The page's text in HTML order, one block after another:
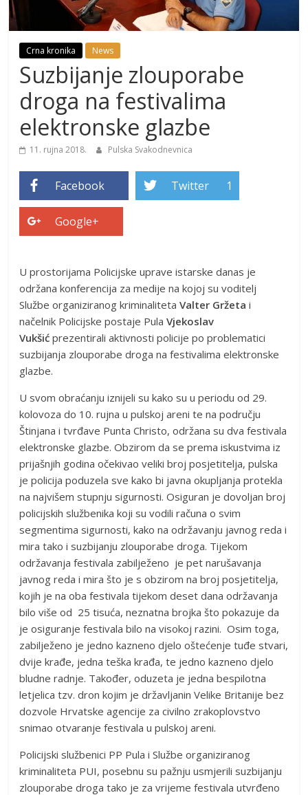
Crna kronika News
Suzbijanje zlouporabe
droga na festivalima
elektronske glazbe
11. rujna 2018. Pulska Svakodnevnica
Facebook Twitter 1
Google+
U prostorijama Policijske uprave istarske danas je
održana konferencija za medije na kojoj su voditelj
Službe organiziranog kriminalitetaValter Gržeta i
načelnik Policijske postaje PulaVjekoslav
Vukšićprezentirali aktivnosti policije po problematici
suzbijanja zlouporabe droga na festivalima elektronske
glazbe.
U svom obraćanju iznijeli su kako su u periodu od 29.
kolovoza do 10. rujna u pulskoj areni te na području
Štinjana i tvrđave Punta Christo, održana su dva festivala
elektronske glazbe. Obzirom da se prema iskustvima iz
prijašnjih godina očekivao veliki broj posjetitelja, pulska
je policija poduzela sve kako bi javna okupljanja protekla
na najvišem stupnju sigurnosti. Osiguran je dovoljan broj
policijskih službenika koji su vodili računa o svim
segmentima sigurnosti, kako na održavanju javnog reda i
mira tako i suzbijanju zlouporabe droga. Tijekom
održavanja festivala zabilježeno je pet narušavanja
javnog reda i mira što je s obzirom na broj posjetitelja,
kojih je na oba festivala tijekom deset dana održavanja
bilo više od 25 tisuća, neznatna brojka što pokazuje da
je osiguranje festivala bilo na visokoj razini. Osim toga,
zabilježeno je jedno kazneno djelo oštećenje tuđe stvari,
dvije krađe, jedna teška krađa, te jedno kazneno djelo
bludne radnje. Također, oduzeta je jedna bespilotna
letjelica tzv. dron kojim je državljanin Velike Britanije bez
dozvole Hrvatske agencije za civilno zrakoplovstvo
snimao otvaranje festivala u pulskoj areni.
Policijski službenici PP Pula i Službe organiziranog
kriminaliteta PUI, posebnu su pažnju usmjerili suzbijanju
zlouporabe droga tako je za vrijeme festivala utvrđeno